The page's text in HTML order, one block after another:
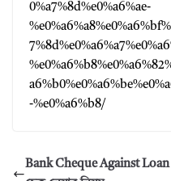
0%a7%8d%e0%a6%ae-
-%e0%a6%b8/
Bank Cheque Against Loan